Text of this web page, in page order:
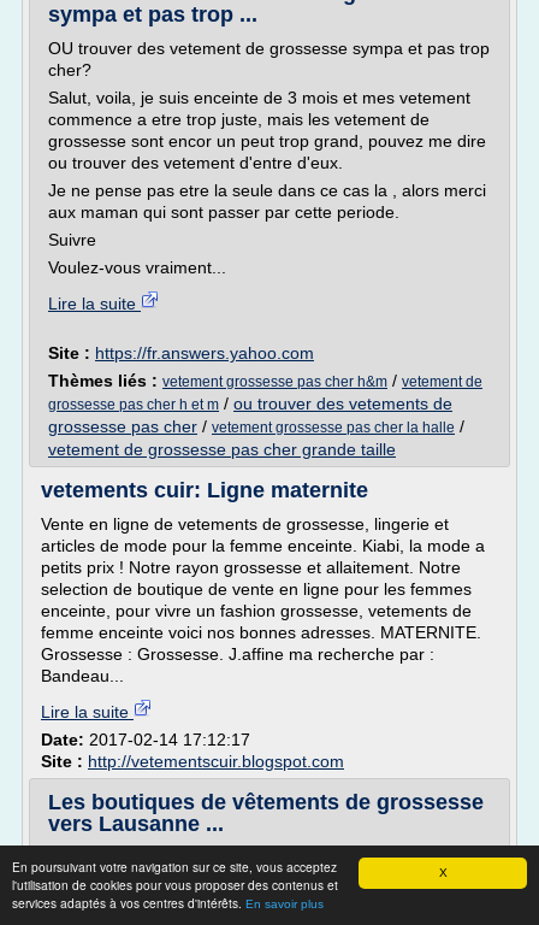
X
En poursuivant votre navigation sur ce site, vous acceptez
l'utilisation de cookies pour vous proposer des contenus et
services adaptés à vos centres d'intérêts. En savoir plus
sympa et pas trop ...
OU trouver des vetement de grossesse sympa et pas trop
cher?
Salut, voila, je suis enceinte de 3 mois et mes vetement
commence a etre trop juste, mais les vetement de
grossesse sont encor un peut trop grand, pouvez me dire
ou trouver des vetement d'entre d'eux.
Je ne pense pas etre la seule dans ce cas la , alors merci
aux maman qui sont passer par cette periode.
Suivre
Voulez-vous vraiment...
Lire la suite
Site : https://fr.answers.yahoo.com
Thèmes liés : vetement grossesse pas cher h&m / vetement de
grossesse pas cher h et m / ou trouver des vetements de
grossesse pas cher / vetement grossesse pas cher la halle /
vetement de grossesse pas cher grande taille
vetements cuir: Ligne maternite
Vente en ligne de vetements de grossesse, lingerie et
articles de mode pour la femme enceinte. Kiabi, la mode a
petits prix ! Notre rayon grossesse et allaitement. Notre
selection de boutique de vente en ligne pour les femmes
enceinte, pour vivre un fashion grossesse, vetements de
femme enceinte voici nos bonnes adresses. MATERNITE.
Grossesse : Grossesse. J.affine ma recherche par :
Bandeau...
Lire la suite
Date: 2017-02-14 17:12:17
Site : http://vetementscuir.blogspot.com
Les boutiques de vêtements de grossesse
vers Lausanne ...
Les boutiques de vêtements de grossesse vers Lausanne
by Florence on 16 avril 2011
Acheter des vêtements de grossesse n'est peut être pas